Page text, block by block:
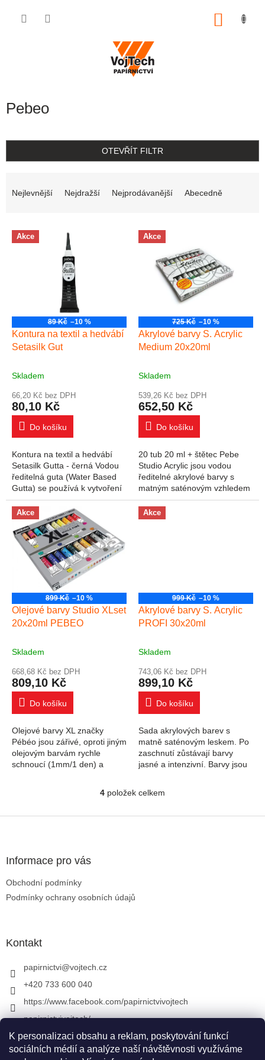
K personalizaci obsahu a reklam, poskytování funkcí
sociálních médií a analýze naší návštěvnosti využíváme
Pebeo
OTEVŘÍT FILTR
Nejlevnější Nejdražší Nejprodávanější Abecedně
Výpis produktů
Akce
89 Kč –10 %
Kontura na textil a hedvábí
Setasilk Gut
Skladem
66,20 Kč bez DPH
80,10 Kč
Do košíku
Kontura na textil a hedvábí
Setasilk Gutta - černá Vodou
ředitelná guta (Water Based
Gutta) se používá k vytvoření
kontur při malování na textil a
hedvábí. Barva se dodává v...
Akce
725 Kč –10 %
Akrylové barvy S. Acrylic
Medium 20x20ml
Skladem
539,26 Kč bez DPH
652,50 Kč
Do košíku
20 tub 20 ml + štětec Pebe
Studio Acrylic jsou vodou
ředitelné akrylové barvy s
matným saténovým vzhledem
s výbornou přilnavostí k široké
škále povrchů jako plátno ,
dřevo, kov...
Akce
899 Kč –10 %
Olejové barvy Studio XLset
20x20ml PEBEO
Skladem
668,68 Kč bez DPH
809,10 Kč
Do košíku
Olejové barvy XL značky
Pébéo jsou zářivé, oproti jiným
olejovým barvám rychle
schnoucí (1mm/1 den) a
Akce
999 Kč –10 %
Akrylové barvy S. Acrylic
PROFI 30x20ml
Skladem
743,06 Kč bez DPH
899,10 Kč
Do košíku
Sada akrylových barev s
matně saténovým leskem. Po
zaschnutí zůstávají barvy
jasné a intenzivní. Barvy jsou
barva již...
Ovládací prvky výpisu
4 položek celkem
Informace pro vás
Obchodní podmínky
Podmínky ochrany osobních údajů
Kontakt
papirnictvi@vojtech.cz
+420 733 600 040
https://www.facebook.com/papirnictvivojtech
papirnictvivojtech/
+420 733 600 040